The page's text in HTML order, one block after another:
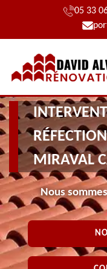
05 33
MIRAVAL
Nous